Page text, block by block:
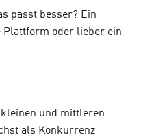
passt besser? Ein
Plattform oder lieber ein
und mittleren
als Konkurrenz